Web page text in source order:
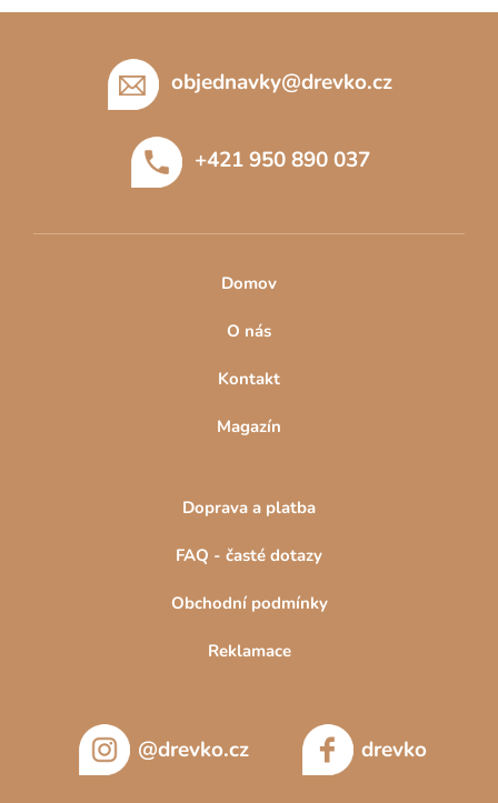
objednavky@drevko.cz
+421 950 890 037
Domov
O nás
Kontakt
Magazín
Doprava a platba
FAQ - časté dotazy
Obchodní podmínky
Reklamace
@drevko.cz drevko